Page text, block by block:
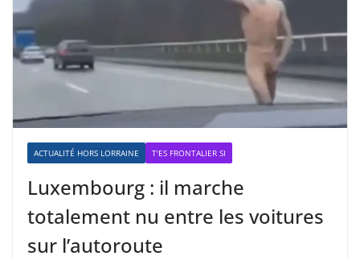
ACTUALITÉ HORS LORRAINE T'ES FRONTALIER SI
Luxembourg : il marche
totalement nu entre les voitures
sur l’autoroute